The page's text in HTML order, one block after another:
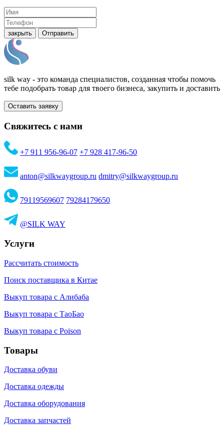
закрыть Отправить
silk way - это команда специалистов, созданная чтобы помочь
тебе подобрать товар для твоего бизнеса, закупить и доставить
Оставить заявку
Свяжитесь с нами
+7 911 956-96-07 +7 928 417-96-50
anton@silkwaygroup.ru dmitry@silkwaygroup.ru
79119569607 79284179650
@SILK WAY
Услуги
Рассчитать стоимость
Поиск поставщика в Китае
Выкуп товара с Алибаба
Выкуп товара с ТаоБао
Выкуп товара с Poison
Товары
Доставка обуви
Доставка одежды
Доставка оборудования
Доставка запчастей